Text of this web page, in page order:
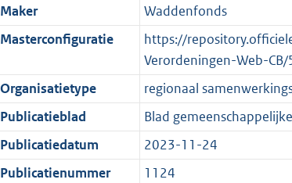
Maker
Waddenfonds
Masterconfiguratie
https://
Verordeningen-Web-
Organisatietype
regionaal
Publicatieblad
Blad
Publicatiedatum
2023-11-24
Publicatienummer
1124